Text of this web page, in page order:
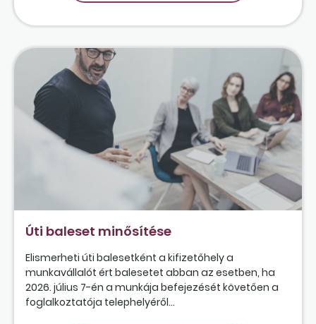
Úti baleset minősítése
Elismerheti úti balesetként a kifizetőhely a
munkavállalót ért balesetet abban az esetben, ha
2026. július 7-én a munkája befejezését követően a
foglalkoztatója telephelyéről...